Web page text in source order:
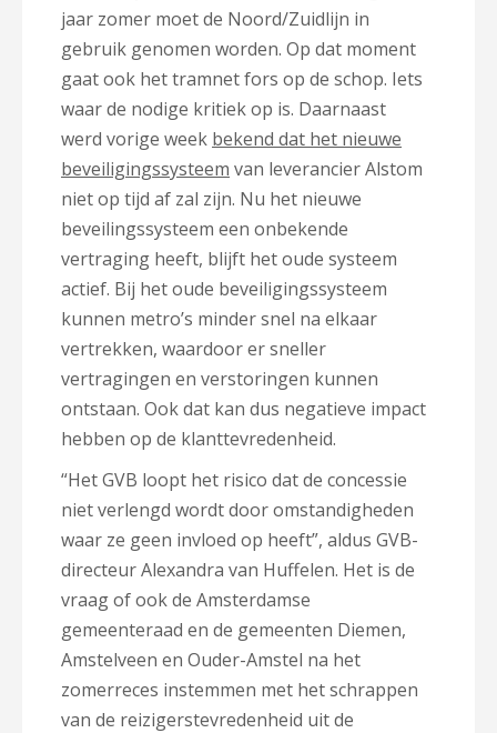
jaar zomer moet de Noord/Zuidlijn in
gebruik genomen worden. Op dat moment
gaat ook het tramnet fors op de schop. Iets
waar de nodige kritiek op is. Daarnaast
werd vorige week bekend dat het nieuwe
beveiligingssysteem van leverancier Alstom
niet op tijd af zal zijn. Nu het nieuwe
beveilingssysteem een onbekende
vertraging heeft, blijft het oude systeem
actief. Bij het oude beveiligingssysteem
kunnen metro’s minder snel na elkaar
vertrekken, waardoor er sneller
vertragingen en verstoringen kunnen
ontstaan. Ook dat kan dus negatieve impact
hebben op de klanttevredenheid.
“Het GVB loopt het risico dat de concessie
niet verlengd wordt door omstandigheden
waar ze geen invloed op heeft”, aldus GVB-
directeur Alexandra van Huffelen. Het is de
vraag of ook de Amsterdamse
gemeenteraad en de gemeenten Diemen,
Amstelveen en Ouder-Amstel na het
zomerreces instemmen met het schrappen
van de reizigerstevredenheid uit de